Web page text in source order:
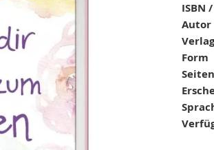
Mehr
ISBN
Autor
Verlag
Form